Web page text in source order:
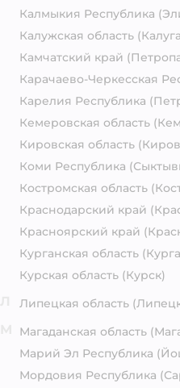
Калмыкия Республика
Калужская область
Камчатский край
Карачаево-Черкесская
Карелия Республика
Кемеровская область
Кировская область
Коми Республика
Костромская область
Краснодарский край
Красноярский край
Курганская область
Курская область (Курск)
Липецкая область
Магаданская область
Марий Эл Республика
Мордовия Республика